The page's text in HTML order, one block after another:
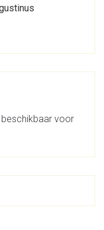
beschikbaar voor